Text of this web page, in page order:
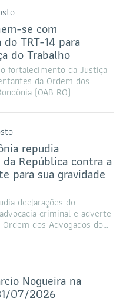
se com
TRT-14 para
do Trabalho
fortalecimento da Justiça
da Ordem dos
(OAB RO)…
repudia
República contra a
para sua gravidade
declarações do
criminal e adverte
dos Advogados do…
Nogueira na
07/2026